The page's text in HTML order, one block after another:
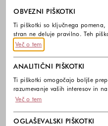
Izberite, katere skupine
OBVEZNI PIŠKOTKI
Ti piškotki so ključnega pomena,
stran ne deluje pravilno. Teh
Več o tem
ANALITIČNI PIŠKOTKI
Ti piškotki omogočajo boljše
razumevanje vaših interesov in
Več o tem
OGLAŠEVALSKI PIŠKOTKI